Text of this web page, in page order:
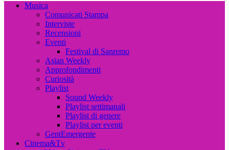
Musica, Cinema, Arte e Attualità, Interviste e News
Musica
Comunicati Stampa
Interviste
Recensioni
Eventi
Festival di Sanremo
Asian Weekly
Approfondimenti
Curiosità
Playlist
Sound Weekly
Playlist settimanali
Playlist di genere
Playlist per eventi
GentEmergente
Cinema&Tv